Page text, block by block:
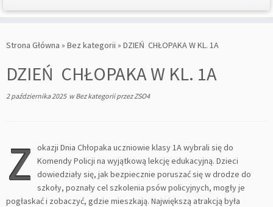
toStrona Główna » Bez kategorii » DZIEŃ CHŁOPAKA W KL. 1A
DZIEŃ CHŁOPAKA W KL. 1A
2 października 2025wBez kategoriiprzezZSO4
Z
okazji Dnia Chłopaka uczniowie klasy 1A wybrali się do
Komendy Policji na wyjątkową lekcję edukacyjną. Dzieci
dowiedziały się, jak bezpiecznie poruszać się w drodze do
szkoły, poznały cel szkolenia psów policyjnych, mogły je
pogłaskać i zobaczyć, gdzie mieszkają. Największą atrakcją była